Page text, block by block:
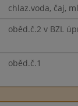
chlaz.voda, čaj,
oběd.č.2 v BZL
oběd.č.1